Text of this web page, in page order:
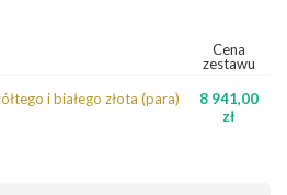
Cena
zestawu
i białego złota (para)
8 941,00
zł